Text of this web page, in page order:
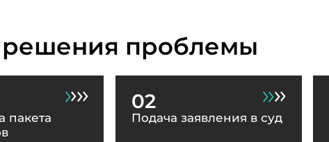
проблемы
пакета
02
Подача заявления в суд